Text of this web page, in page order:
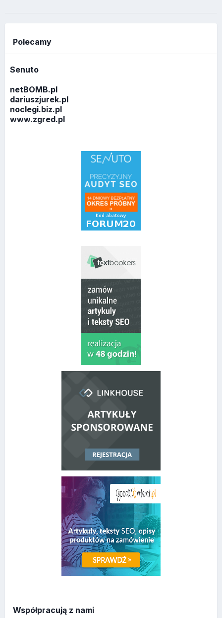
Polecamy
Senuto
netBOMB.pl
dariuszjurek.pl
noclegi.biz.pl
www.zgred.pl
Współpracują z nami